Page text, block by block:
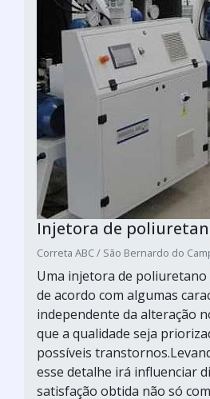
Injetora de
Correta ABC / São Bernardo do
Uma injetora de
de acordo com algumas
independente da alteração
que a qualidade seja
possíveis
esse detalhe irá influenciar
satisfação obtida não só